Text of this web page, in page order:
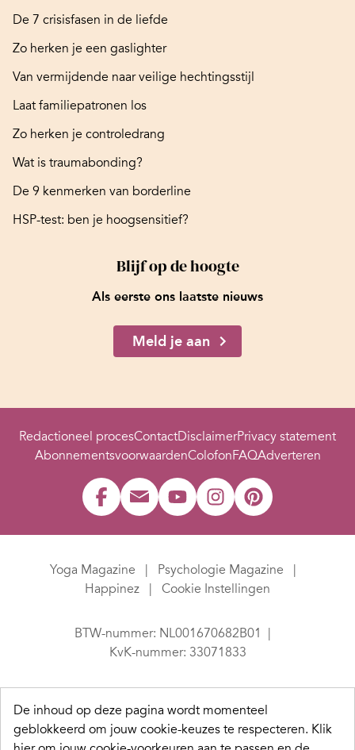
De 7 crisisfasen in de liefde
Zo herken je een gaslighter
Van vermijdende naar veilige hechtingsstijl
Laat familiepatronen los
Zo herken je controledrang
Wat is traumabonding?
De 9 kenmerken van borderline
HSP-test: ben je hoogsensitief?
Blijf op de hoogte
Als eerste ons laatste nieuws
Meld je aan
Redactioneel procesContactDisclaimerPrivacy statement
AbonnementsvoorwaardenColofonFAQAdverteren
Yoga Magazine
Psychologie Magazine
Happinez
Cookie Instellingen
BTW-nummer: NL001670682B01
KvK-nummer: 33071833
De inhoud op deze pagina wordt momenteel
geblokkeerd om jouw cookie-keuzes te respecteren. Klik